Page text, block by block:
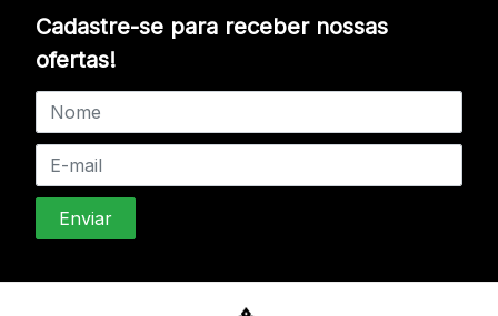
Cadastre-se para receber nossas
ofertas!